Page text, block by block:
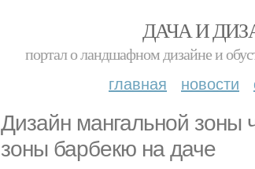
ДАЧА И
портал о ландшафном дизайне и
главная новости
Дизайн мангальной
зоны барбекю на даче